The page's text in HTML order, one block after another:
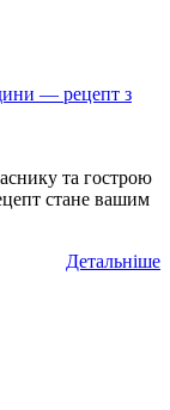
— рецепт з
та гострою
стане вашим
Детальніше